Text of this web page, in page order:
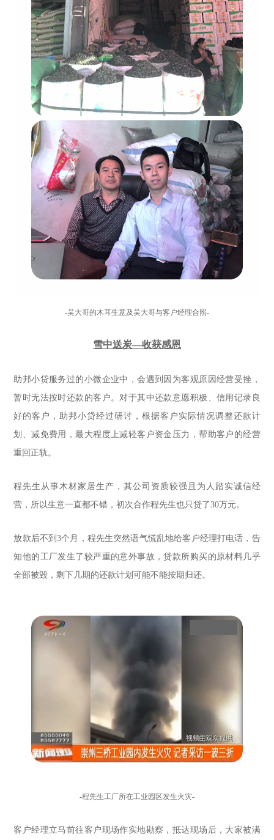
-吴大哥的木耳生意及吴大哥与客户经理合照-
雪中送炭—收获感恩
助邦小贷服务过的小微企业中，会遇到因为客观原因经营受挫，
暂时无法按时还款的客户。对于其中还款意愿积极、信用记录良
好的客户，助邦小贷经过研讨，根据客户实际情况调整还款计
划、减免费用，最大程度上减轻客户资金压力，帮助客户的经营
重回正轨。
程先生从事木材家居生产，其公司资质较强且为人踏实诚信经
营，所以生意一直都不错，初次合作程先生也只贷了30万元。
放款后不到3个月，程先生突然语气慌乱地给客户经理打电话，告
知他的工厂发生了较严重的意外事故，贷款所购买的原材料几乎
全部被毁，剩下几期的还款计划可能不能按期归还。
-程先生工厂所在工业园区发生火灾-
客户经理立马前往客户现场作实地勘察，抵达现场后，大家被满